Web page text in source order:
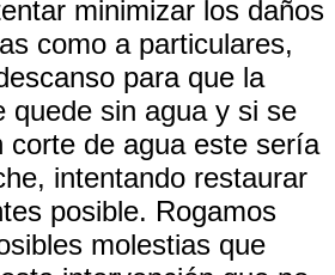
minimizar los daños
como a particulares,
para que la
quede sin agua y si se
corte de agua este sería
intentando restaurar
posible. Rogamos
molestias que